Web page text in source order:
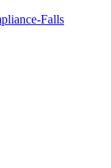
Falls